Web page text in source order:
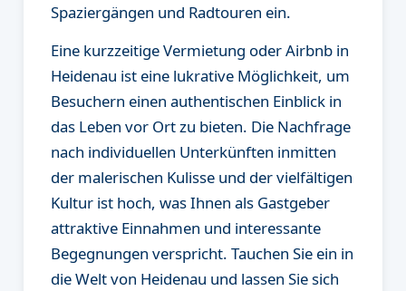
Spaziergängen und Radtouren ein.
Eine kurzzeitige Vermietung oder Airbnb in
Heidenau ist eine lukrative Möglichkeit, um
Besuchern einen authentischen Einblick in
das Leben vor Ort zu bieten. Die Nachfrage
nach individuellen Unterkünften inmitten
der malerischen Kulisse und der vielfältigen
Kultur ist hoch, was Ihnen als Gastgeber
attraktive Einnahmen und interessante
Begegnungen verspricht. Tauchen Sie ein in
die Welt von Heidenau und lassen Sie sich